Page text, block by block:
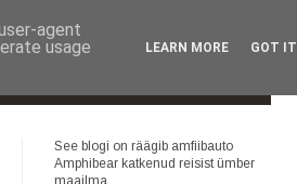
In english Eesti keeles
See blogi on räägib amfiibauto
Amphibear katkenud reisist ümber
maailma
agent
usage
LEARN MORE GOT IT